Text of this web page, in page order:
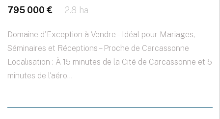
795 000 € 2.8 ha
Domaine d'Exception à Vendre – Idéal pour Mariages,
Séminaires et Réceptions – Proche de Carcassonne
Localisation : À 15 minutes de la Cité de Carcassonne et 5
minutes de l'aéro...